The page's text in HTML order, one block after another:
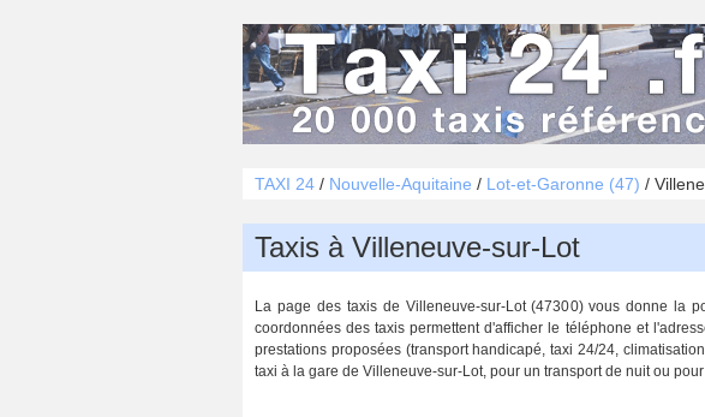
TAXI 24 / Nouvelle-Aquitaine / Lot-et-Garonne (47) /
Taxis à Villeneuve-sur-Lot
La page des taxis de Villeneuve-sur-Lot (47300) vous donne la
coordonnées des taxis permettent d'afficher le téléphone et
prestations proposées (transport handicapé, taxi 24/24,
taxi à la gare de Villeneuve-sur-Lot, pour un transport de nuit ou